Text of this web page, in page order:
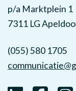
p/a Marktplein 1
7311 LG
(055) 580 1705